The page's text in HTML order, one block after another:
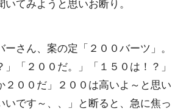
いてみようと思いお断り。
ーさん、案の定「２００バーツ」。
」「２００だ。」「１５０は！？」
２００だ」２００は高いよ～と思い
いです～、、」と断ると、急に焦っ